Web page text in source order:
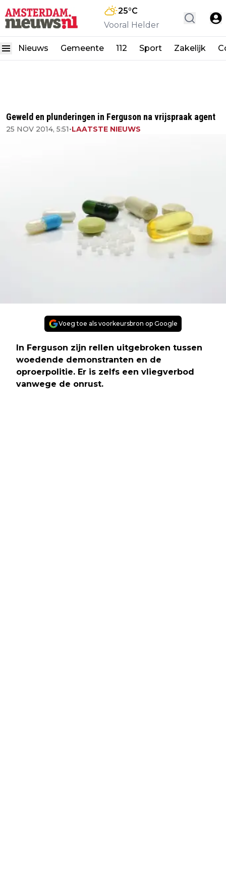
25°C
Vooral Helder
Nieuws Gemeente 112 Sport Zakelijk
Geweld en plunderingen in Ferguson na vrijspraak agent
25 NOV 2014, 5:51•LAATSTE NIEUWS
Voeg toe als voorkeursbron op Google
In Ferguson zijn rellen uitgebroken tussen
woedende demonstranten en de
oproerpolitie. Er is zelfs een vliegverbod
vanwege de onrust.